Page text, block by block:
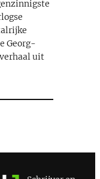
Georg-
uit